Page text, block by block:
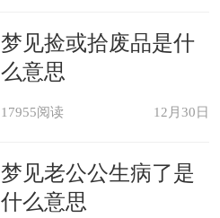
梦见捡或拾废品是什
么意思
17955阅读 12月30日
梦见老公公生病了是
什么意思